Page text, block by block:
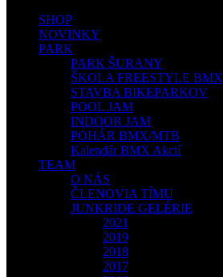
SHOP
NOVINKY
PARK
PARK ŠURANY
ŠKOLA FREESTYLE BMX
STAVBA BIKEPARKOV
POOL JAM
INDOOR JAM
POHÁR BMX/MTB
Kalendár BMX Akcií
TEAM
O NÁS
ČLENOVIA TÍMU
JUNKRIDE GELÉRIE
2021
2019
2018
2017